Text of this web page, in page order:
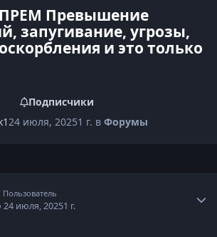
ПРЕМ Превышение
запугивание, угрозы,
и это только
Подписчики
24 июля, 20251 г. вФорумы
Пользователь
24 июля, 20251 г.